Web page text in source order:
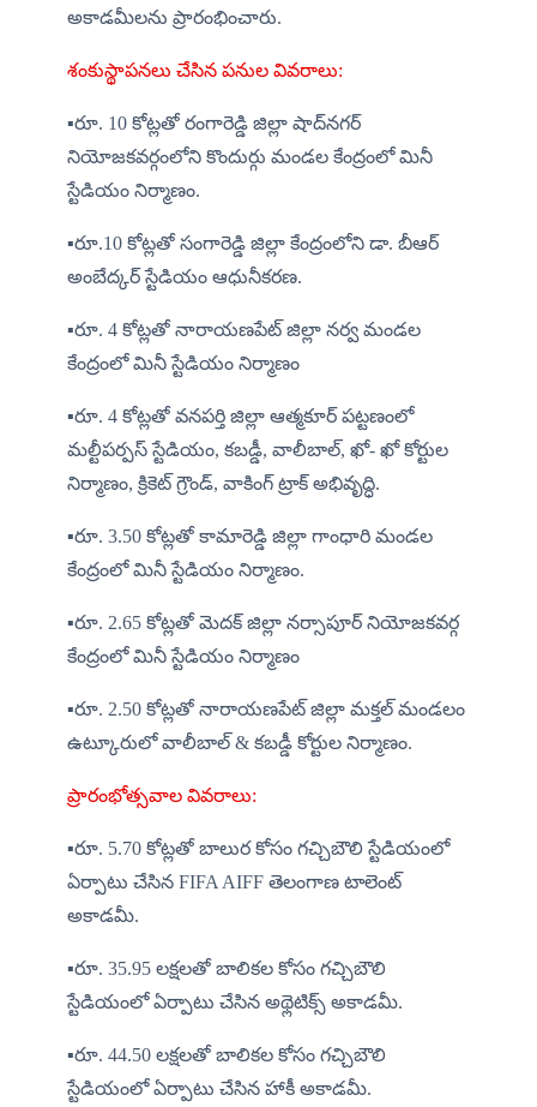
అకాడమీలను ప్రారంభించారు.
శంకుస్థాపనలు చేసిన పనుల వివరాలు:
▪️రూ. 10 కోట్లతో రంగారెడ్డి జిల్లా షాద్‌నగర్
నియోజకవర్గంలోని కొందుర్గు మండల కేంద్రంలో మినీ
స్టేడియం నిర్మాణం.
▪️రూ.10 కోట్లతో సంగారెడ్డి జిల్లా కేంద్రంలోని డా. బీఆర్
అంబేద్కర్ స్టేడియం ఆధునీకరణ.
▪️రూ. 4 కోట్లతో నారాయణపేట్ జిల్లా నర్వ మండల
కేంద్రంలో మినీ స్టేడియం నిర్మాణం
▪️రూ. 4 కోట్లతో వనపర్తి జిల్లా ఆత్మకూర్ పట్టణంలో
మల్టీపర్పస్ స్టేడియం, కబడ్డీ, వాలీబాల్, ఖో- ఖో కోర్టుల
నిర్మాణం, క్రికెట్ గ్రౌండ్, వాకింగ్ ట్రాక్ అభివృద్ధి.
▪️రూ. 3.50 కోట్లతో కామారెడ్డి జిల్లా గాంధారి మండల
కేంద్రంలో మినీ స్టేడియం నిర్మాణం.
▪️రూ. 2.65 కోట్లతో మెదక్ జిల్లా నర్సాపూర్ నియోజకవర్గ
కేంద్రంలో మినీ స్టేడియం నిర్మాణం
▪️రూ. 2.50 కోట్లతో నారాయణపేట్ జిల్లా మక్తల్ మండలం
ఉట్కూరులో వాలీబాల్ & కబడ్డీ కోర్టుల నిర్మాణం.
ప్రారంభోత్సవాల వివరాలు:
▪️రూ. 5.70 కోట్లతో బాలుర కోసం గచ్చిబౌలి స్టేడియంలో
ఏర్పాటు చేసిన FIFA AIFF తెలంగాణ టాలెంట్
అకాడమీ.
▪️రూ. 35.95 లక్షలతో బాలికల కోసం గచ్చిబౌలి
స్టేడియంలో ఏర్పాటు చేసిన అథ్లెటిక్స్ అకాడమీ.
▪️రూ. 44.50 లక్షలతో బాలికల కోసం గచ్చిబౌలి
స్టేడియంలో ఏర్పాటు చేసిన హాకీ అకాడమీ.